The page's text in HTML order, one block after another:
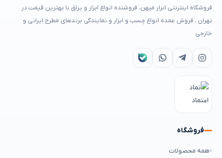
فروشگاه اینترنتی ابزار میهن، فروشنده انواع ابزار و یراق با بهترین قیمت در
تهران ، فروش عمده انواع چسب و ابزار و نمایندگی برندهای مطرح ایرانی و
خارجی
فروشگاه
همه محصولات